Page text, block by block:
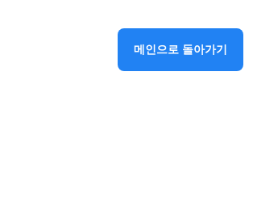
메인으로 돌아가기